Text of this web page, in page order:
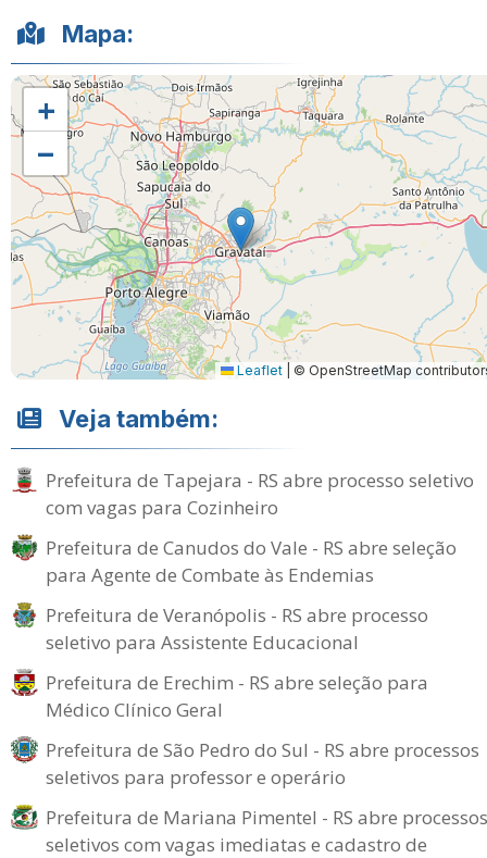
Mapa:
+
−
Leaflet © OpenStreetMap
Veja também:
Prefeitura de Tapejara - RS abre processo seletivo
com vagas para Cozinheiro
Prefeitura de Canudos do Vale - RS abre seleção
para Agente de Combate às Endemias
Prefeitura de Veranópolis - RS abre processo
seletivo para Assistente Educacional
Prefeitura de Erechim - RS abre seleção para
Médico Clínico Geral
Prefeitura de São Pedro do Sul - RS abre processos
seletivos para professor e operário
Prefeitura de Mariana Pimentel - RS abre processos
seletivos com vagas imediatas e cadastro de